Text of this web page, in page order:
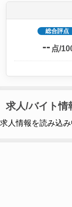
総合評点
-- 点/
求人/バイト情
求人情報を読み込み